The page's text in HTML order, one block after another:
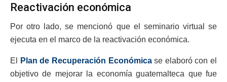
Reactivación económica
Por otro lado, se mencionó que el seminario virtual se
ejecuta en el marco de la reactivación económica.
El Plan de Recuperación Económicase elaboró con el
objetivo de mejorar la economía guatemalteca que fue